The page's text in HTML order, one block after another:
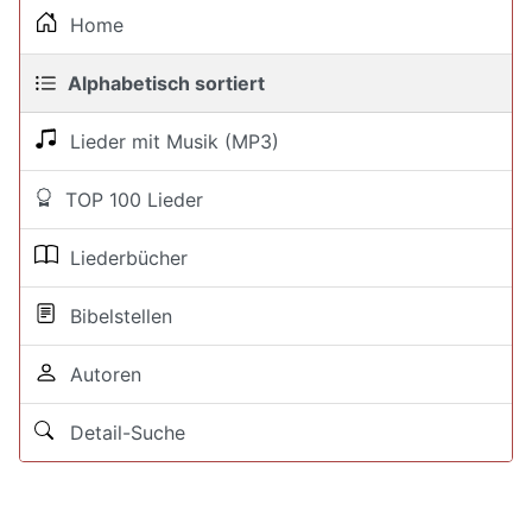
Home
Alphabetisch sortiert
Lieder mit Musik (MP3)
TOP 100 Lieder
Liederbücher
Bibelstellen
Autoren
Detail-Suche